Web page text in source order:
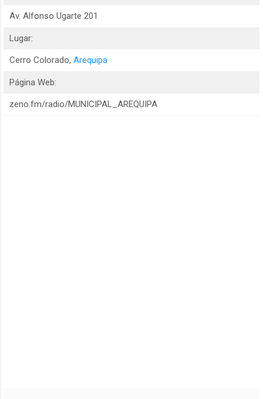
Av. Alfonso Ugarte 201
Lugar:
Cerro Colorado, Arequipa
Página Web:
zeno.fm/radio/MUNICIPAL_AREQUIPA